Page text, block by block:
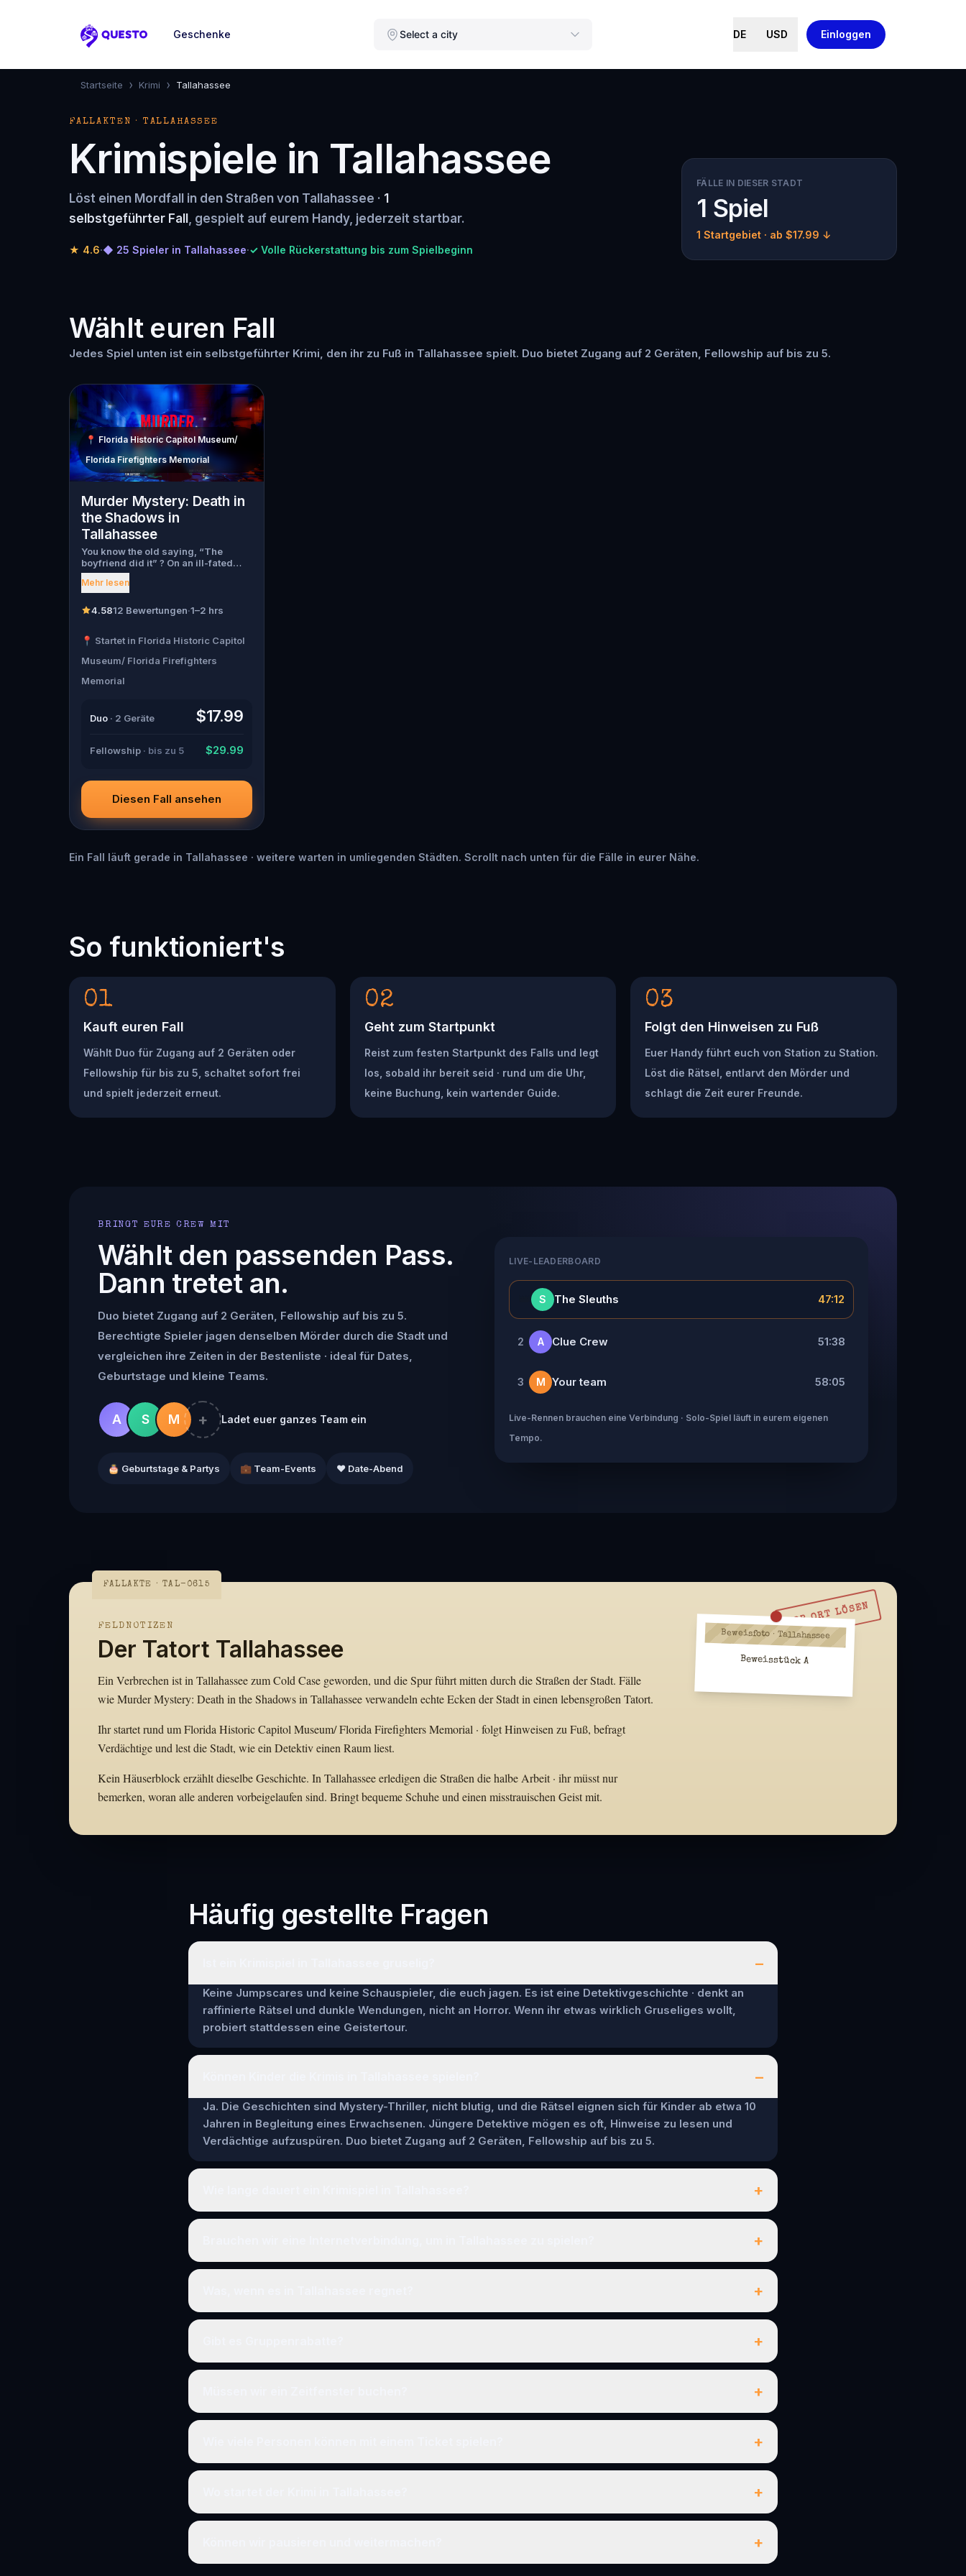
Questo
Select a city
Geschenke DE USD Einloggen
Startseite › Krimi › Tallahassee
FALLAKTEN · TALLAHASSEE
Krimispiele in Tallahassee
Löst einen Mordfall in den Straßen von Tallahassee · 1
selbstgeführter Fall , gespielt auf eurem Handy, jederzeit startbar.
★ 4.6·◆ 25 Spieler in Tallahassee·✓ Volle Rückerstattung bis zum Spielbeginn
FÄLLE IN DIESER STADT
1 Spiel
1 Startgebiet · ab $17.99 ↓
Wählt euren Fall
Jedes Spiel unten ist ein selbstgeführter Krimi, den ihr zu Fuß in Tallahassee spielt. Duo bietet Zugang auf 2 Geräten, Fellowship auf bis zu 5.
📍 Florida Historic Capitol Museum/
Florida Firefighters Memorial
Murder Mystery: Death in
the Shadows in
Tallahassee
You know the old saying, “The
boyfriend did it” ? On an ill-fated
night, love goes terribly wrong for
Bella Wanderlust and Walter Bridges
found dead during a ghost tour led
truth. Was it Walter, the obsessed
boyfriend? Percy, the ghost tour
guide with a flair for the dramatic?
Or is someone else hiding in the
the real murderer before they strike
again. Make sure to have your pen
crucial evidence.
Mehr lesen
4.5812 Bewertungen·1–2 hrs
📍 Startet in Florida Historic Capitol
Museum/ Florida Firefighters
Memorial
Duo · 2 Geräte $17.99
Fellowship · bis zu 5 $29.99
Diesen Fall ansehen
Ein Fall läuft gerade in Tallahassee · weitere warten in umliegenden Städten. Scrollt nach unten für die Fälle in eurer Nähe.
So funktioniert's
01
Kauft euren Fall
Wählt Duo für Zugang auf 2 Geräten oder
Fellowship für bis zu 5, schaltet sofort frei
und spielt jederzeit erneut.
02
Geht zum Startpunkt
Reist zum festen Startpunkt des Falls und legt
los, sobald ihr bereit seid · rund um die Uhr,
keine Buchung, kein wartender Guide.
03
Folgt den Hinweisen zu Fuß
Euer Handy führt euch von Station zu Station.
Löst die Rätsel, entlarvt den Mörder und
schlagt die Zeit eurer Freunde.
BRINGT EURE CREW MIT
Wählt den passenden Pass.
Dann tretet an.
Duo bietet Zugang auf 2 Geräten, Fellowship auf bis zu 5.
Berechtigte Spieler jagen denselben Mörder durch die Stadt und
vergleichen ihre Zeiten in der Bestenliste · ideal für Dates,
Geburtstage und kleine Teams.
A S M + Ladet euer ganzes Team ein
🎂 Geburtstage & Partys 💼 Team-Events ❤️ Date-Abend
LIVE-LEADERBOARD
S The Sleuths 47:12
2 A Clue Crew 51:38
3 M Your team 58:05
Live-Rennen brauchen eine Verbindung · Solo-Spiel läuft in eurem eigenen
Tempo.
FALLAKTE · TAL-0615
VOR ORT LÖSEN
FELDNOTIZEN
Der Tatort Tallahassee
Ein Verbrechen ist in Tallahassee zum Cold Case geworden, und die Spur führt mitten durch die Straßen der Stadt. Fälle
wie Murder Mystery: Death in the Shadows in Tallahassee verwandeln echte Ecken der Stadt in einen lebensgroßen Tatort.
Ihr startet rund um Florida Historic Capitol Museum/ Florida Firefighters Memorial · folgt Hinweisen zu Fuß, befragt
Verdächtige und lest die Stadt, wie ein Detektiv einen Raum liest.
Kein Häuserblock erzählt dieselbe Geschichte. In Tallahassee erledigen die Straßen die halbe Arbeit · ihr müsst nur
bemerken, woran alle anderen vorbeigelaufen sind. Bringt bequeme Schuhe und einen misstrauischen Geist mit.
Beweisfoto · Tallahassee
Beweisstück A
Häufig gestellte Fragen
–
Keine Jumpscares und keine Schauspieler, die euch jagen. Es ist eine Detektivgeschichte · denkt an
raffinierte Rätsel und dunkle Wendungen, nicht an Horror. Wenn ihr etwas wirklich Gruseliges wollt,
probiert stattdessen eine Geistertour.
–
Ja. Die Geschichten sind Mystery-Thriller, nicht blutig, und die Rätsel eignen sich für Kinder ab etwa 10
Jahren in Begleitung eines Erwachsenen. Jüngere Detektive mögen es oft, Hinweise zu lesen und
Verdächtige aufzuspüren. Duo bietet Zugang auf 2 Geräten, Fellowship auf bis zu 5.
+
+
+
+
+
+
+
+